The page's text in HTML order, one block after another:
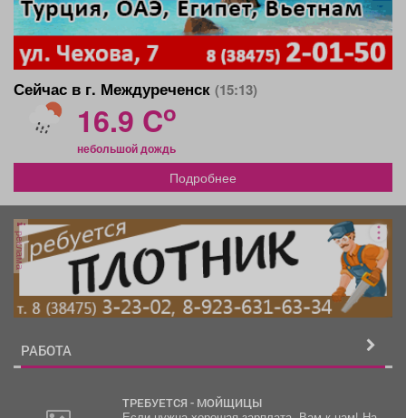
Сейчас в г. Междуреченск (15:13)
16.9 Co
небольшой дождь
Подробнее
реклама
РАБОТА
ТРЕБУЕТСЯ - МОЙЩИЦЫ